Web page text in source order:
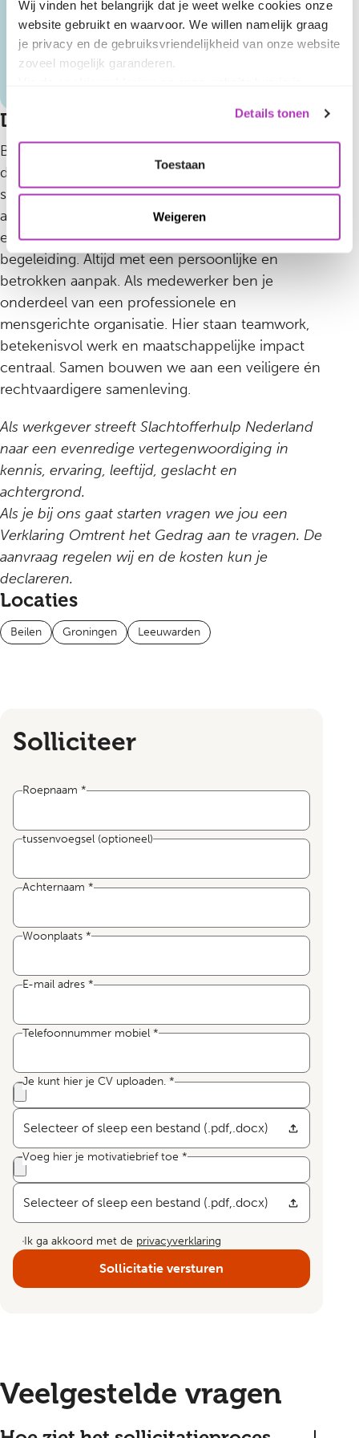
Wij vinden het belangrijk dat je weet welke cookies onze
website gebruikt en waarvoor. We willen namelijk graag
je privacy en de gebruiksvriendelijkheid van onze website
zoveel mogelijk garanderen.
vind je meer informatie over wie we
zijn, hoe je contact met ons kunt opnemen en hoe we
persoonlijke gegevens verwerken.
Details tonen
Toestaan
Weigeren
Ons werk is veelzijdig, inspirerend
en ook nog eens goed voor de
maatschappij
Dit zijn wij
Bij Slachtofferhulp Nederland ondersteunen we
dagelijks mensen die zijn getroffen door een
strafbaar feit, verkeersongeval, calamiteit of een
andere ingrijpende gebeurtenis. We bieden
emotionele steun, praktische hulp en juridische
begeleiding. Altijd met een persoonlijke en
betrokken aanpak. Als medewerker ben je
onderdeel van een professionele en
mensgerichte organisatie. Hier staan teamwork,
betekenisvol werk en maatschappelijke impact
centraal. Samen bouwen we aan een veiligere én
rechtvaardigere samenleving.
Als werkgever streeft Slachtofferhulp Nederland
naar een evenredige vertegenwoordiging in
kennis, ervaring, leeftijd, geslacht en
achtergrond.
Als je bij ons gaat starten vragen we jou een
Verklaring Omtrent het Gedrag aan te vragen. De
aanvraag regelen wij en de kosten kun je
declareren.
Locaties
Beilen Groningen Leeuwarden
Solliciteer
Roepnaam *
tussenvoegsel (optioneel)
Achternaam *
Woonplaats *
E-mail adres *
Telefoonnummer mobiel *
Je kunt hier je CV uploaden. *
Selecteer of sleep een bestand (.pdf,.docx)
Voeg hier je motivatiebrief toe *
Selecteer of sleep een bestand (.pdf,.docx)
Ik ga akkoord met de privacyverklaring
Sollicitatie versturen
Veelgestelde vragen